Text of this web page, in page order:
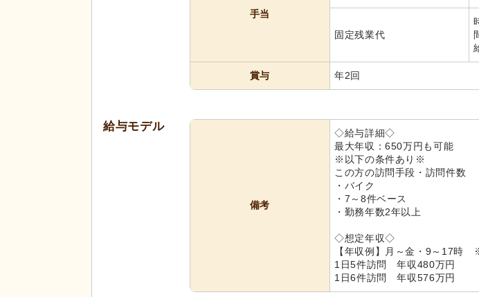
手当
固定残業代
賞与 年2回
給与モデル
備考
◇給与詳細◇
最大年収：650万円も可能
※以下の条件あり※
この方の訪問手段・訪問件数
・バイク
・7～8件ベース
・勤務年数2年以上
◇想定年収◇
【年収例】月～金・9～17時
1日5件訪問 年収480万円
1日6件訪問 年収576万円